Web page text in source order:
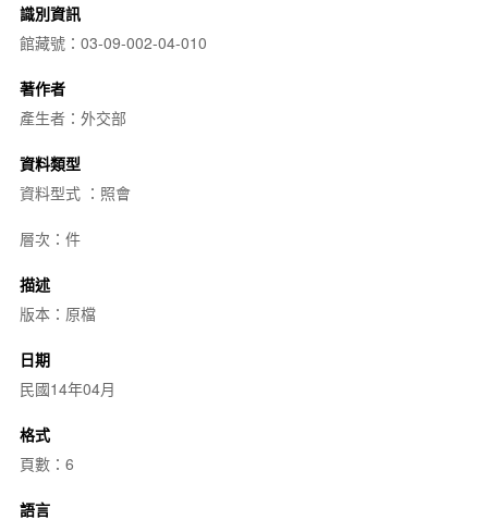
識別資訊
館藏號：03-09-002-04-010
著作者
產生者：外交部
資料類型
資料型式 ：照會
層次：件
描述
版本：原檔
日期
民國14年04月
格式
頁數：6
語言